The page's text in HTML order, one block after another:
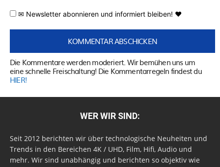
✉ Newsletter abonnieren und informiert bleiben! ♥
Die Kommentare werden moderiert. Wir bemühen uns um
eine schnelle Freischaltung! Die Kommentarregeln findest du
HIER!
WER WIR SIND:
Seit 2012 berichten wir über technologische Neuheiten und
Trends in den Bereichen 4K / UHD, Film, Hifi, Audio und
mehr. Wir sind unabhängig und berichten so objektiv wie